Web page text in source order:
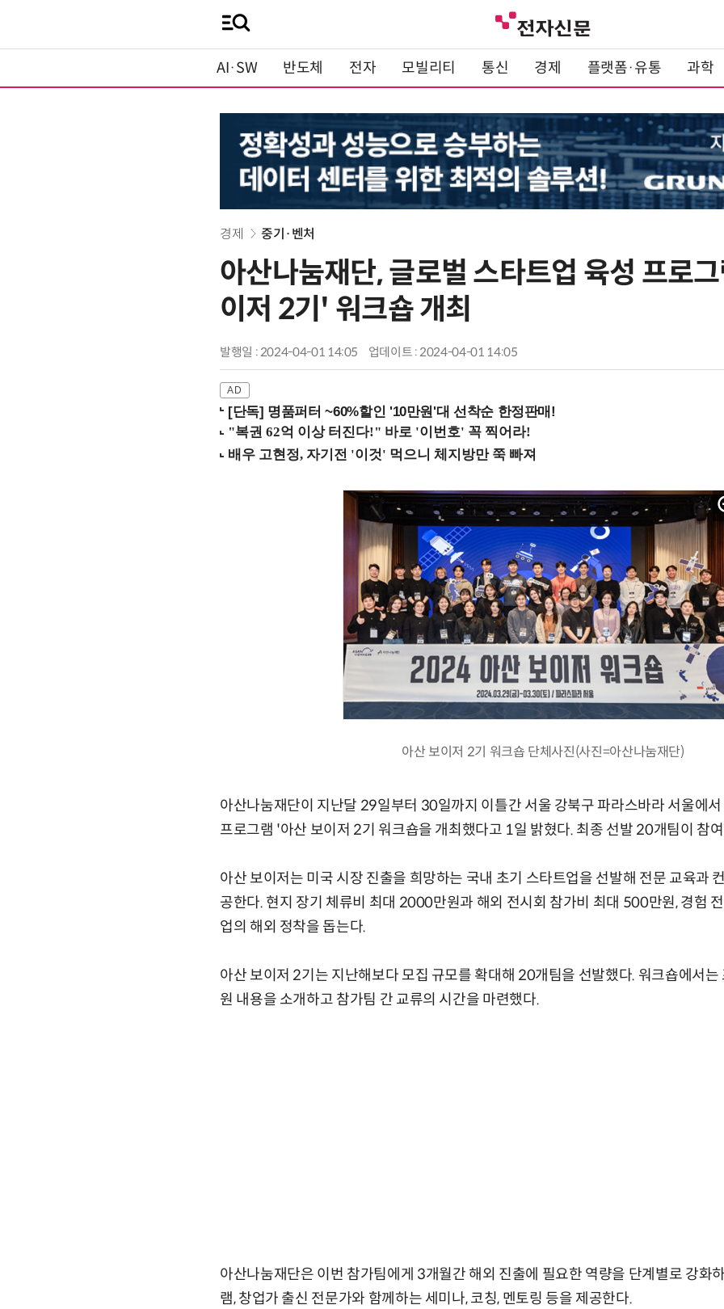
AI·SW 반도체 전자 모빌리티 통신 경제 플랫폼·유통 과학
경제 중기·벤처
아산나눔재단, 글로벌 스타트업 육성 프로
이저 2기' 워크숍 개최
발행일 : 2024-04-01 14:05 업데이트 : 2024-04-01 14:05
[단독] 명품퍼터 ~60%할인 '10만원'대 선착순 한정판매!
아산 보이저 2기 워크숍 단체사진(사진=아산나눔재단)
아산나눔재단이 지난달 29일부터 30일까지 이틀간 서울 강북구 파라스바라 서울에
프로그램 '아산 보이저 2기 워크숍을 개최했다고 1일 밝혔다. 최종 선발 20개팀이 참
아산 보이저는 미국 시장 진출을 희망하는 국내 초기 스타트업을 선발해 전문 교육과
공한다. 현지 장기 체류비 최대 2000만원과 해외 전시회 참가비 최대 500만원, 경험
업의 해외 정착을 돕는다.
아산 보이저 2기는 지난해보다 모집 규모를 확대해 20개팀을 선발했다. 워크숍에서는
원 내용을 소개하고 참가팀 간 교류의 시간을 마련했다.
아산나눔재단은 이번 참가팀에게 3개월간 해외 진출에 필요한 역량을 단계별로 강화
램, 창업가 출신 전문가와 함께하는 세미나, 코칭, 멘토링 등을 제공한다.